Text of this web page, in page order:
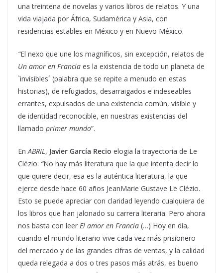
una treintena de novelas y varios libros de relatos. Y una
vida viajada por África, Sudamérica y Asia, con
residencias estables en México y en Nuevo México.
“El nexo que une los magníficos, sin excepción, relatos de
Un amor en Francia es la existencia de todo un planeta de
`invisibles´ (palabra que se repite a menudo en estas
historias), de refugiados, desarraigados e indeseables
errantes, expulsados de una existencia común, visible y
de identidad reconocible, en nuestras existencias del
llamado primer mundo”.
EnABRIL, Javier García Recio elogia la trayectoria de Le
Clézio: “No hay más literatura que la que intenta decir lo
que quiere decir, esa es la auténtica literatura, la que
ejerce desde hace 60 años JeanMarie Gustave Le Clézio.
Esto se puede apreciar con claridad leyendo cualquiera de
los libros que han jalonado su carrera literaria. Pero ahora
nos basta con leer El amor en Francia (…) Hoy en día,
cuando el mundo literario vive cada vez más prisionero
del mercado y de las grandes cifras de ventas, y la calidad
queda relegada a dos o tres pasos más atrás, es bueno